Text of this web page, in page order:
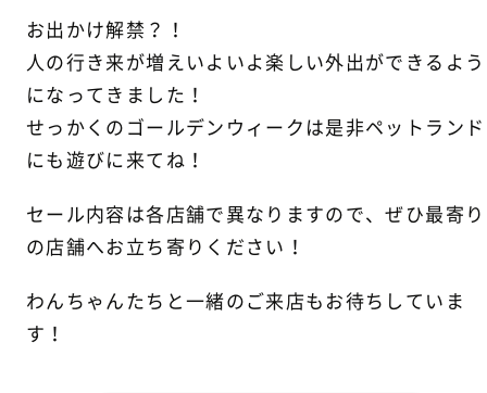
お出かけ解禁？！
人の行き来が増えいよいよ楽しい外出ができるよう
になってきました！
せっかくのゴールデンウィークは是非ペットランド
にも遊びに来てね！
セール内容は各店舗で異なりますので、ぜひ最寄り
の店舗へお立ち寄りください！
わんちゃんたちと一緒のご来店もお待ちしていま
す！